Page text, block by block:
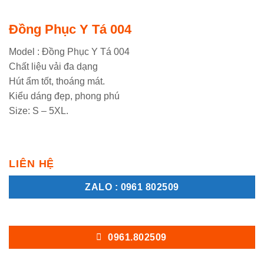
Đồng Phục Y Tá 004
Model : Đồng Phục Y Tá 004
Chất liệu vải đa dạng
Hút ẩm tốt, thoáng mát.
Kiểu dáng đẹp, phong phú
Size: S – 5XL.
LIÊN HỆ
ZALO : 0961 802509
0961.802509